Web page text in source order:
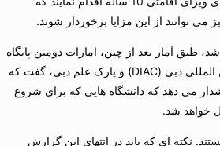
توانند از این مزایا برخوردار شوند.
طبق آمار بعد از چین، امارات دومین پایگاه
برنچ های دانشگاههای دنیا است. محمد عبدالله، مدیر عامل شهر علمی و دانشگاه های بین المللی دبی (DIAC) و پارک علم دبی، گفت که
می دهد که دانشگاه هایی که برای شروع
از جمعیت دبی خارجی ها هستند. نکته ای که باید در انتهای این گزارش